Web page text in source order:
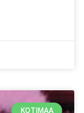
KOTIMAA